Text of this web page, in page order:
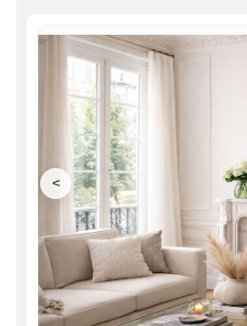
VERRE FEUILLETÉ/TREMPÉ
DALLE DE SOL EN VERRE
PORTE EN VERRE
GARDE CORPS EN VERRE
VERRIÈRE TYPE ATELIER
VERRES TEXTURÉS
PLEXIGLAS PMMA
<